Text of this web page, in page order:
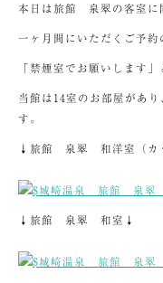
本日は旅館 泉翠の客室に
一ヶ月間にいただくご予約
「禁煙室でお願いします
当館は14室のお部屋があ
す。
↓旅館 泉翠 和洋室（カ
↓旅館 泉翠 和室↓